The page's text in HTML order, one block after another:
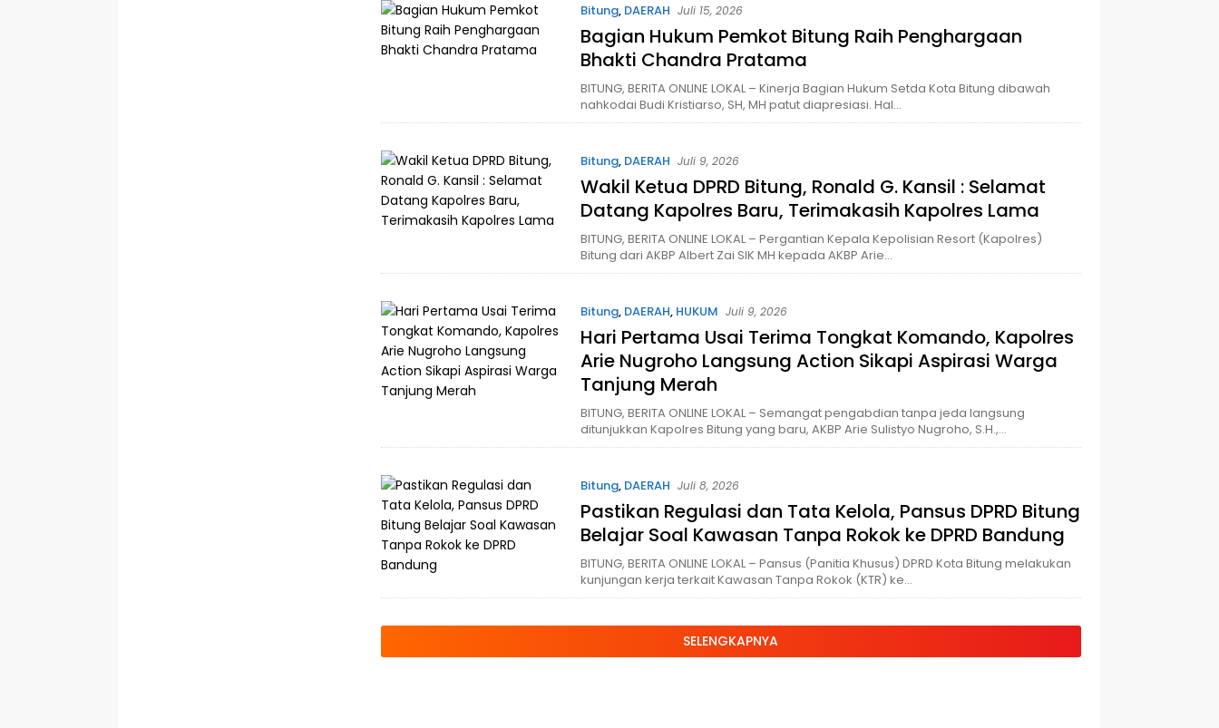
Bitung, DAERAH Juli 15, 2026
Bagian Hukum Pemkot Bitung Raih Penghargaan
Bhakti Chandra Pratama
BITUNG, BERITA ONLINE LOKAL – Kinerja Bagian Hukum Setda Kota Bitung dibawah
nahkodai Budi Kristiarso, SH, MH patut diapresiasi. Hal…
Bitung, DAERAH Juli 9, 2026
Wakil Ketua DPRD Bitung, Ronald G. Kansil : Selamat
Datang Kapolres Baru, Terimakasih Kapolres Lama
BITUNG, BERITA ONLINE LOKAL – Pergantian Kepala Kepolisian Resort (Kapolres)
Bitung dari AKBP Albert Zai SIK MH kepada AKBP Arie…
Bitung, DAERAH, HUKUM Juli 9, 2026
Hari Pertama Usai Terima Tongkat Komando, Kapolres
Arie Nugroho Langsung Action Sikapi Aspirasi Warga
Tanjung Merah
BITUNG, BERITA ONLINE LOKAL – Semangat pengabdian tanpa jeda langsung
ditunjukkan Kapolres Bitung yang baru, AKBP Arie Sulistyo Nugroho, S.H.,…
Bitung, DAERAH Juli 8, 2026
Pastikan Regulasi dan Tata Kelola, Pansus DPRD Bitung
Belajar Soal Kawasan Tanpa Rokok ke DPRD Bandung
BITUNG, BERITA ONLINE LOKAL – Pansus (Panitia Khusus) DPRD Kota Bitung melakukan
kunjungan kerja terkait Kawasan Tanpa Rokok (KTR) ke…
SELENGKAPNYA